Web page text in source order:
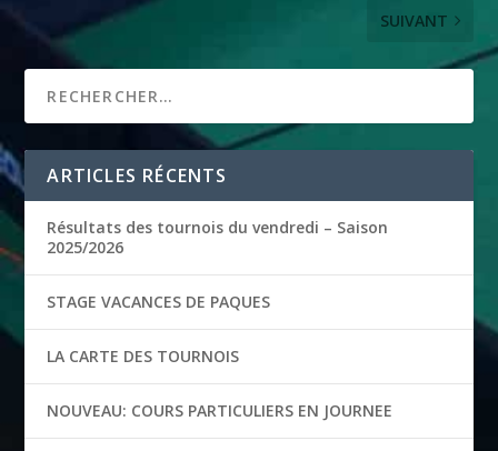
SUIVANT
ARTICLES RÉCENTS
Résultats des tournois du vendredi – Saison
2025/2026
STAGE VACANCES DE PAQUES
LA CARTE DES TOURNOIS
NOUVEAU: COURS PARTICULIERS EN JOURNEE